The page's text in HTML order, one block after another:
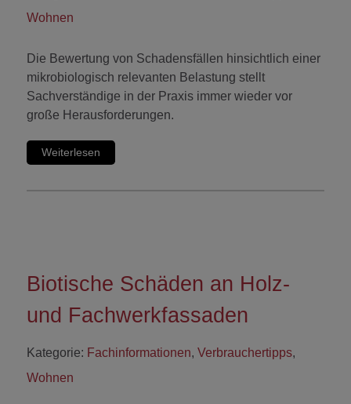
Wohnen
Die Bewertung von Schadensfällen hinsichtlich einer
mikrobiologisch relevanten Belastung stellt
Sachverständige in der Praxis immer wieder vor
große Herausforderungen.
Weiterlesen
Biotische Schäden an Holz-
und Fachwerkfassaden
Kategorie: Fachinformationen, Verbrauchertipps,
Wohnen